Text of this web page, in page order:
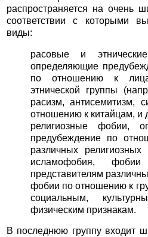
распространяется на очень
соответствии с которыми
виды:
расовые и
определяющие
по отношению к
этнической группы
расизм,
отношению к китайцам, и
религиозные фобии,
предубеждение по
различных
исламофобия,
представителям
фобии по отношению к
социальным,
физическим признакам.
В последнюю группу входит